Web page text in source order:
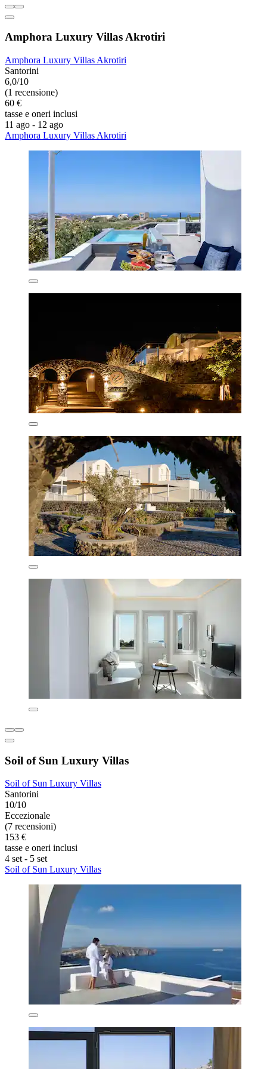
Amphora Luxury Villas Akrotiri
Amphora Luxury Villas Akrotiri
Santorini
6,0/10
(1 recensione)
60 €
tasse e oneri inclusi
11 ago - 12 ago
Amphora Luxury Villas Akrotiri
Soil of Sun Luxury Villas
Soil of Sun Luxury Villas
Santorini
10/10
Eccezionale
(7 recensioni)
153 €
tasse e oneri inclusi
4 set - 5 set
Soil of Sun Luxury Villas